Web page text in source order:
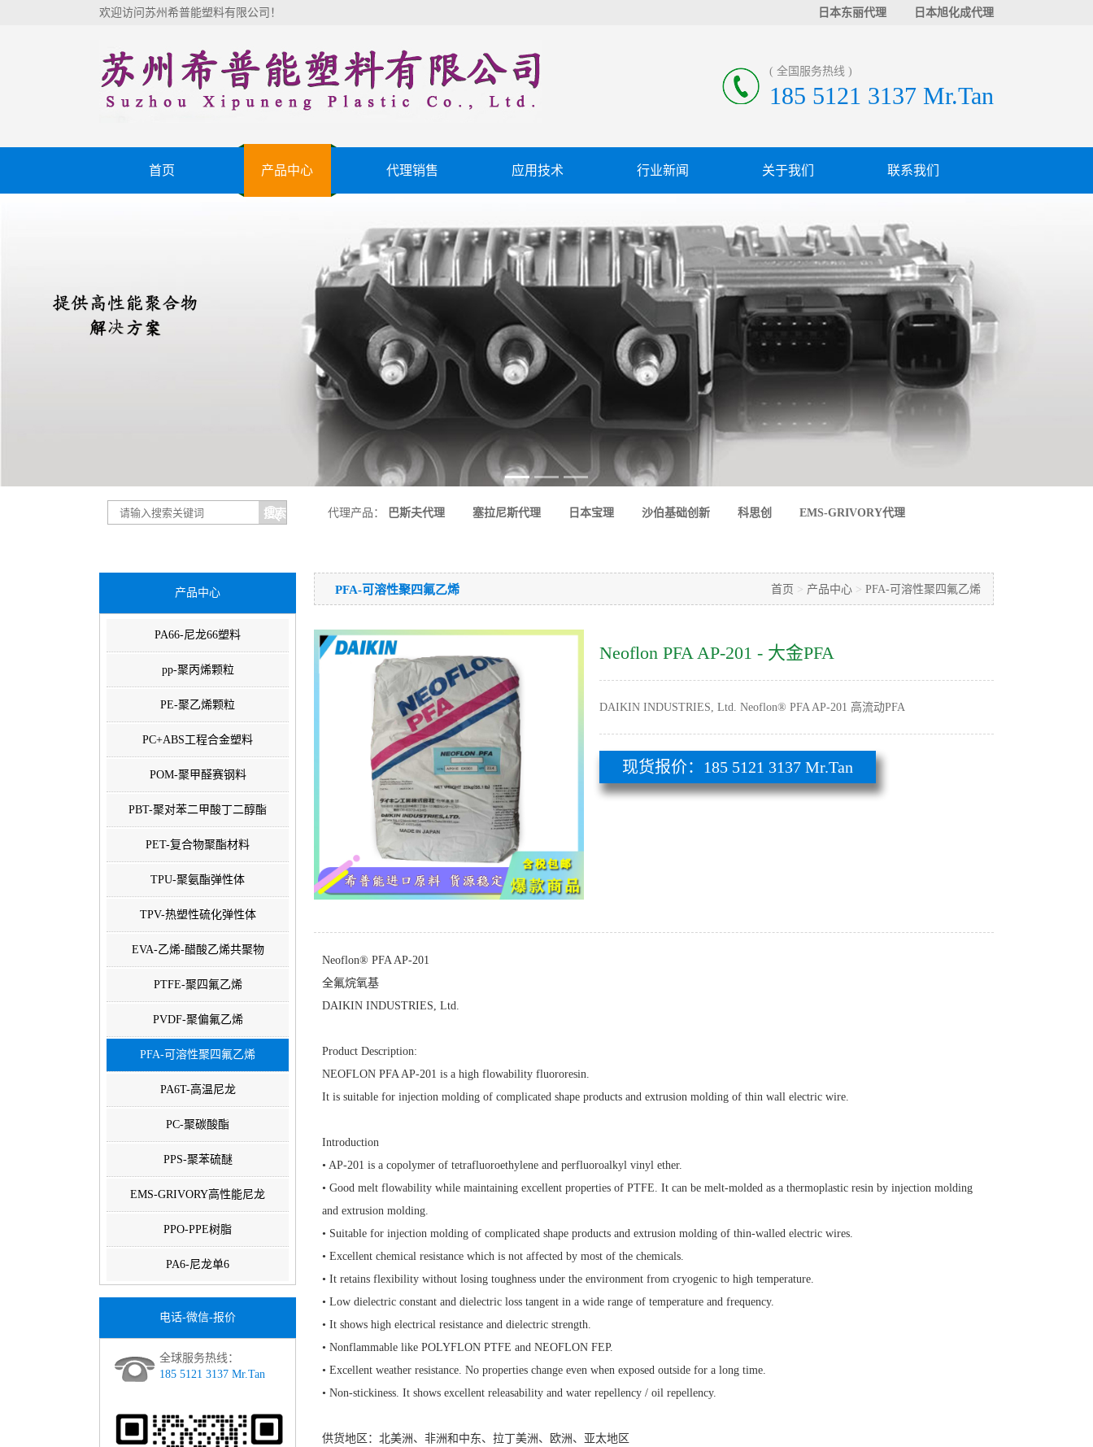
欢迎访问苏州希普能塑料有限公司！ 日本东丽代理 日本旭化成代理
( 全国服务热线 )
185 5121 3137 Mr.Tan
首页 产品中心 代理销售 应用技术 行业新闻 关于我们 联系我们
代理产品： 巴斯夫代理 塞拉尼斯代理 日本宝理 沙伯基础创新 科思创 EMS-GRIVORY代理
产品中心
PA66-尼龙66塑料
pp-聚丙烯颗粒
PE-聚乙烯颗粒
PC+ABS工程合金塑料
POM-聚甲醛赛钢料
PBT-聚对苯二甲酸丁二醇酯
PET-复合物聚酯材料
TPU-聚氨酯弹性体
TPV-热塑性硫化弹性体
EVA-乙烯-醋酸乙烯共聚物
PTFE-聚四氟乙烯
PVDF-聚偏氟乙烯
PFA-可溶性聚四氟乙烯
PA6T-高温尼龙
PC-聚碳酸酯
PPS-聚苯硫醚
EMS-GRIVORY高性能尼龙
PPO-PPE树脂
PA6-尼龙单6
电话-微信-报价
全球服务热线：
185 5121 3137 Mr.Tan
首页 > 产品中心 > PFA-可溶性聚四氟乙烯
PFA-可溶性聚四氟乙烯
Neoflon PFA AP-201 - 大金PFA
DAIKIN INDUSTRIES, Ltd. Neoflon® PFA AP-201 高流动PFA
现货报价：185 5121 3137 Mr.Tan
Neoflon® PFA AP-201
全氟烷氧基
DAIKIN INDUSTRIES, Ltd.
Product Description:
NEOFLON PFA AP-201 is a high flowability fluororesin.
It is suitable for injection molding of complicated shape products and extrusion molding of thin wall electric wire.
Introduction
• AP-201 is a copolymer of tetrafluoroethylene and perfluoroalkyl vinyl ether.
• Good melt flowability while maintaining excellent properties of PTFE. It can be melt-molded as a thermoplastic resin by injection molding
and extrusion molding.
• Suitable for injection molding of complicated shape products and extrusion molding of thin-walled electric wires.
• Excellent chemical resistance which is not affected by most of the chemicals.
• It retains flexibility without losing toughness under the environment from cryogenic to high temperature.
• Low dielectric constant and dielectric loss tangent in a wide range of temperature and frequency.
• It shows high electrical resistance and dielectric strength.
• Nonflammable like POLYFLON PTFE and NEOFLON FEP.
• Excellent weather resistance. No properties change even when exposed outside for a long time.
• Non-stickiness. It shows excellent releasability and water repellency / oil repellency.
供货地区：北美洲、非洲和中东、拉丁美洲、欧洲、亚太地区